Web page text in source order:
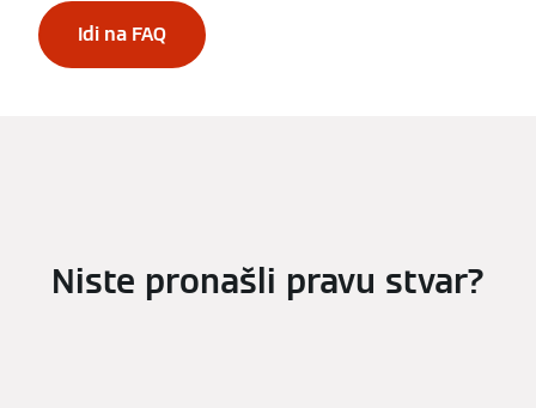
Idi na FAQ
Niste pronašli pravu stvar?